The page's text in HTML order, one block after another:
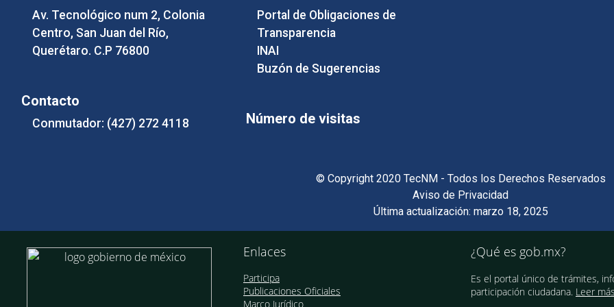
Av. Tecnológico num 2, Colonia
Centro, San Juan del Río,
Querétaro. C.P 76800
Contacto
Conmutador: (427) 272 4118
Portal de Obligaciones de
Transparencia
INAI
Buzón de Sugerencias
Número de visitas
© Copyright 2020 TecNM - Todos los Derechos Reservados
Aviso de Privacidad
Última actualización: marzo 18, 2025
Enlaces
Participa
Publicaciones Oficiales
Marco Jurídico
¿Qué es gob.mx?
Es el portal único de trámites,
participación ciudadana. Leer más